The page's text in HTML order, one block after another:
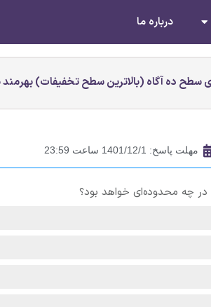
درباره ما
سطح ده آگاه (بالاترین سطح تخفیفات)
مهلت پاسخ: 1401/12/1 ساعت 23:59